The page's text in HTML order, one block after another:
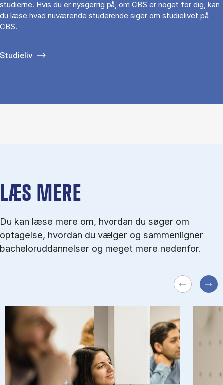
studierne. Hvis du er nysgerrig på, om CBS er noget for dig, kan
du læse hvad nuværende studerende siger om studielivet på
CBS.
Studieliv
LÆS MERE
Du kan læse mere om, hvordan du søger om
optagelse, hvordan du vælger og sammenligner
bacheloruddannelser og meget mere nedenfor.